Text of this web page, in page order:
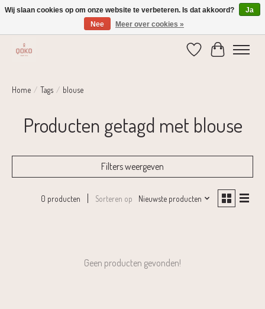
Verzending 1-2 dagen | Gratis verzending vanaf € 75,-
Verlanglijst
Home / Tags / blouse
Producten getagd met blouse
Filters weergeven
0 producten Sorteren op Nieuwste producten
Geen producten gevonden!
Wij slaan cookies op om onze website te verbeteren. Is dat akkoord?
Ja
Nee
Meer over cookies »